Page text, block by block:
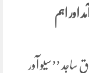
اور اہم
ساجد ’’سیو آور